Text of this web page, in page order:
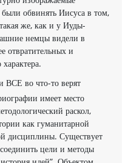
обвинять Иисуса в том,
же, как и у Иуды-
немцы видели в
отвратительных и
ВСЕ во что-то верят
имеет место
раскол,
как гуманитарной
дисциплины. Существует
цели и методы